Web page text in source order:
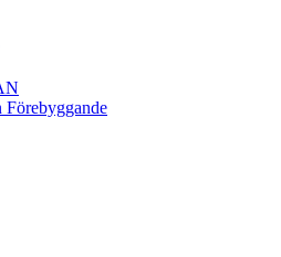
Förebyggande